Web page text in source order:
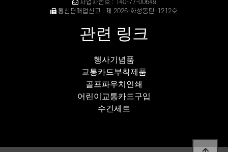
사업자번호 : 140-77-00649
통신판매업신고 : 제 2026-화성동탄-1212호
관련 링크
행사기념품
교통카드부착제품
골프파우치인쇄
어린이교통카드구입
수건세트